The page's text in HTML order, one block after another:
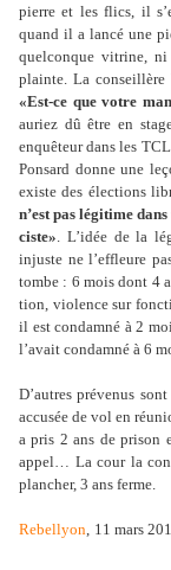
pierre et les flics, il
quand il a lancé une
quel­conque vitrine, ni
plainte. La conseillère
«Est-ce que votre
auriez dû être en
enquê­teur dans les
Ponsard donne une
existe des élections
n’est pas légi­time
ciste». L’idée de la
injuste ne l’effleure
tombe : 6 mois dont 4
tion, vio­lence sur
il est condamné à 2
l’avait condamné à 6
D’autres pré­ve­nus
accu­sée de vol en
a pris 2 ans de prison
appel… La cour la
plan­cher, 3 ans ferme.
Rebellyon, 11 mars